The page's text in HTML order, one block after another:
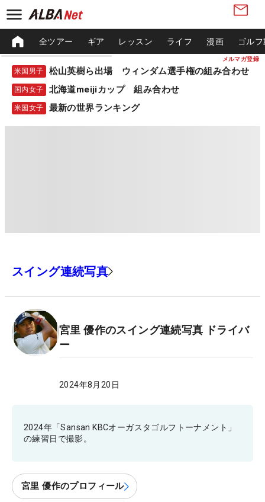
メルマガ登録
全ツアー ギア レッスン ライフ 漫画 ゴル
米国男子 松山英樹ら出場 ウィンダム選手権の組み合わせ
国内女子 北海道meijiカップ 組み合わせ
米国女子 最新の世界ランキング
スイング連続写真
宮里 優作のスイング連続写真 ドライバ
ー
2024年8月20日
2024年「Sansan KBCオーガスタゴルフトーナメント」
の練習日で撮影。
宮里 優作のプロフィール